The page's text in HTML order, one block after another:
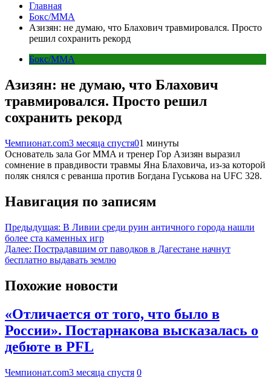
Главная
Бокс/MMA
Азизян: не думаю, что Блахович травмировался. Просто
решил сохранить рекорд
Бокс/MMA
Азизян: не думаю, что Блахович
травмировался. Просто решил
сохранить рекорд
Чемпионат.com3 месяца спустя01 минуты
Основатель зала Gor MMA и тренер Гор Азизян выразил
сомнение в правдивости травмы Яна Блаховича, из-за которой
поляк снялся с реванша против Богдана Гуськова на UFC 328.
Навигация по записям
Предыдущая: В Ливии среди руин античного города нашли
более ста каменных игр
Далее: Пострадавшим от паводков в Дагестане начнут
бесплатно выдавать землю
Похожие новости
«Отличается от того, что было в
России». Постарнакова высказалась о
дебюте в PFL
Чемпионат.com3 месяца спустя 0